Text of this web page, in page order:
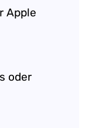
Apple
oder